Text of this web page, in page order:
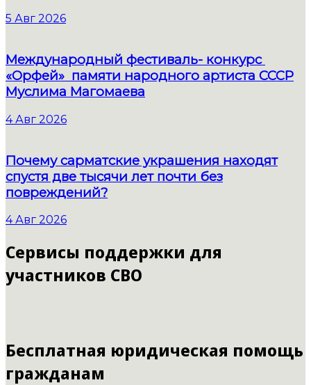
5 Авг 2026
Международный фестиваль- конкурс
«Орфей» памяти народного артиста СССР
Муслима Магомаева
4 Авг 2026
Почему сарматские украшения находят
спустя две тысячи лет почти без
повреждений?
4 Авг 2026
Сервисы поддержки для
участников СВО
Бесплатная юридическая помощь
гражданам